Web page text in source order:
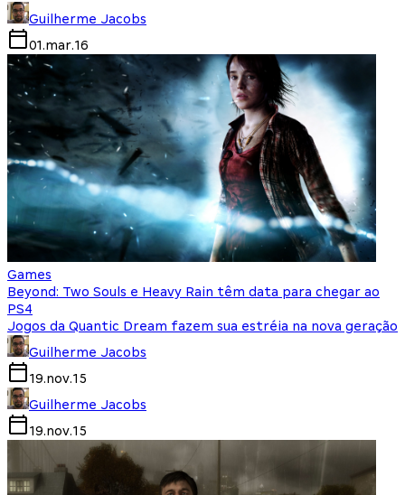
Guilherme Jacobs
01.mar.16
Games
Beyond: Two Souls e Heavy Rain têm data para chegar ao
PS4
Jogos da Quantic Dream fazem sua estréia na nova geração
Guilherme Jacobs
19.nov.15
Guilherme Jacobs
19.nov.15